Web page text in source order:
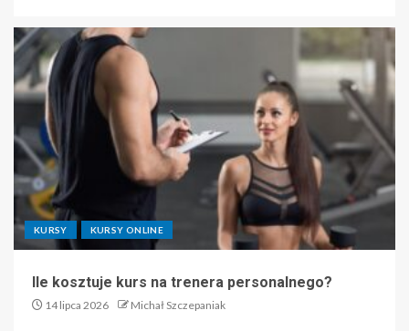
KURSY KURSY ONLINE
Ile kosztuje kurs na trenera personalnego?
14 lipca 2026 Michał Szczepaniak